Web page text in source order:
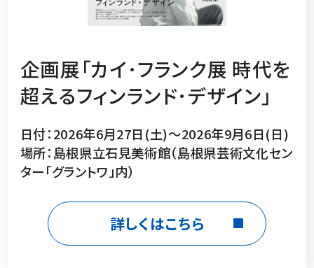
企画展「カイ･フランク展 時代を
超えるフィンランド･デザイン」
日付：2026年6月27日(土)～2026年9月6日(日)
場所：島根県立石見美術館（島根県芸術文化セン
ター「グラントワ」内）
詳しくはこちら